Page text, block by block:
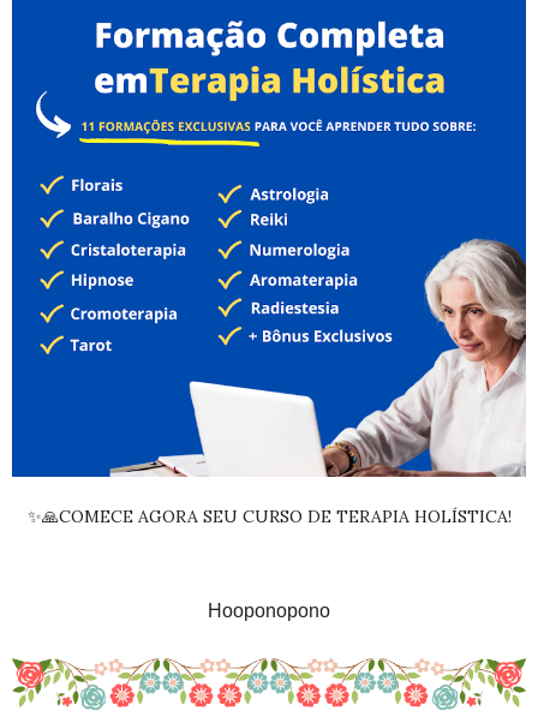
✨🙏COMECE AGORA SEU CURSO DE TERAPIA HOLÍSTICA!
Hooponopono